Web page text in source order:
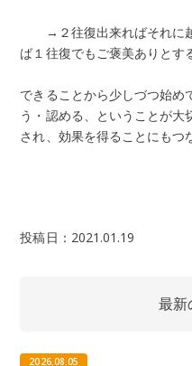
→２往復出来ればそれに越
ば１往復でもご褒美ありとす
できることから少しづつ始め
う・認める、ということが
され、効果を得ることにもつ
投稿日：2021.01.19
最新
2026.08.05